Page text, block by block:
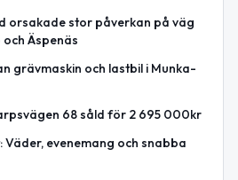
orsakade stor påverkan på väg
Äspenäs
grävmaskin och lastbil i Munka-
68 såld för 2 695 000kr
Väder, evenemang och snabba